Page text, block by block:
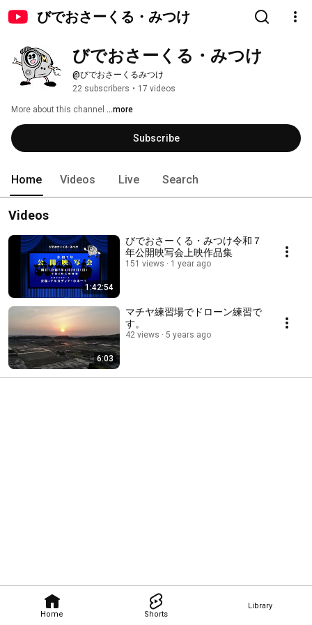
びでおさーくる・みつけ
Home Shorts
Library
びでおさーくる・みつけ
@びでおさーくるみつけ
22 subscribers • 17 videos
More about this channel ...more
Subscribe
Home Videos Live Search
Videos
1:42:54
びでおさーくる・みつけ令和７
年公開映写会上映作品集
151 views 1 year ago
6:03
マチヤ練習場でドローン練習で
す。
42 views 5 years ago